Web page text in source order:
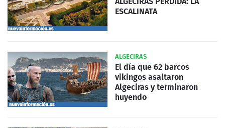
ESCALINATA
ALGECIRAS
El día que 62 barcos
vikingos asaltaron
Algeciras y terminaron
huyendo